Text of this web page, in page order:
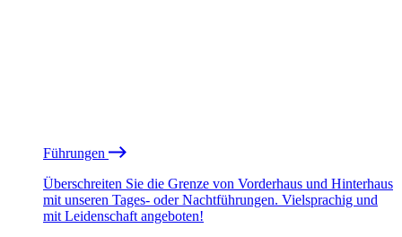
Führungen
Überschreiten Sie die Grenze von Vorderhaus und Hinterhaus
mit unseren Tages- oder Nachtführungen. Vielsprachig und
mit Leidenschaft angeboten!